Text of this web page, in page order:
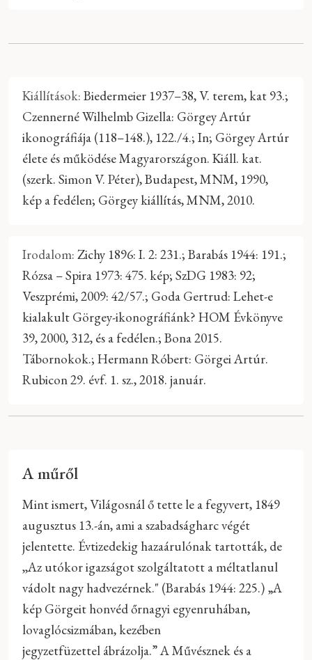
Kiállítások: Biedermeier 1937–38, V. terem, kat 93.;
Czennerné Wilhelmb Gizella: Görgey Artúr
ikonográfiája (118–148.), 122./4.; In; Görgey Artúr
élete és működése Magyarországon. Kiáll. kat.
(szerk. Simon V. Péter), Budapest, MNM, 1990,
kép a fedélen; Görgey kiállítás, MNM, 2010.
Irodalom: Zichy 1896: I. 2: 231.; Barabás 1944: 191.;
Rózsa – Spira 1973: 475. kép; SzDG 1983: 92;
Veszprémi, 2009: 42/57.; Goda Gertrud: Lehet-e
kialakult Görgey-ikonográfiánk? HOM Évkönyve
39, 2000, 312, és a fedélen.; Bona 2015.
Tábornokok.; Hermann Róbert: Görgei Artúr.
Rubicon 29. évf. 1. sz., 2018. január.
A műről
Mint ismert, Világosnál ő tette le a fegyvert, 1849
augusztus 13.-án, ami a szabadságharc végét
jelentette. Évtizedekig hazaárulónak tartották, de
,,Az utókor igazságot szolgáltatott a méltatlanul
vádolt nagy hadvezérnek." (Barabás 1944: 225.) „A
kép Görgeit honvéd őrnagyi egyenruhában,
lovaglócsizmában, kezében
jegyzetfüzettel ábrázolja.” A Művésznek és a